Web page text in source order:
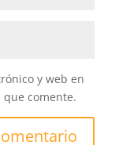
y web en
comente.